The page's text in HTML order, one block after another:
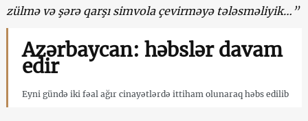
zülmə və şərə qarşı simvola çevirməyə tələsməliyik…”
Azərbaycan: həbslər davam
edir
Eyni gündə iki fəal ağır cinayətlərdə ittiham olunaraq həbs edilib